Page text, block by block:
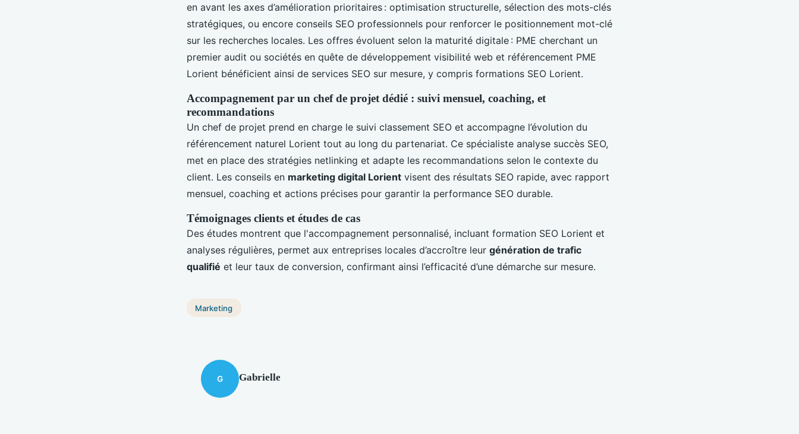
en avant les axes d’amélioration prioritaires : optimisation structurelle, sélection des mots-clés
stratégiques, ou encore conseils SEO professionnels pour renforcer le positionnement mot-clé
sur les recherches locales. Les offres évoluent selon la maturité digitale : PME cherchant un
premier audit ou sociétés en quête de développement visibilité web et référencement PME
Lorient bénéficient ainsi de services SEO sur mesure, y compris formations SEO Lorient.
Accompagnement par un chef de projet dédié : suivi mensuel, coaching, et
recommandations
Un chef de projet prend en charge le suivi classement SEO et accompagne l’évolution du
référencement naturel Lorient tout au long du partenariat. Ce spécialiste analyse succès SEO,
met en place des stratégies netlinking et adapte les recommandations selon le contexte du
client. Les conseils en marketing digital Lorient visent des résultats SEO rapide, avec rapport
mensuel, coaching et actions précises pour garantir la performance SEO durable.
Témoignages clients et études de cas
Des études montrent que l'accompagnement personnalisé, incluant formation SEO Lorient et
analyses régulières, permet aux entreprises locales d’accroître leur génération de trafic
qualifié et leur taux de conversion, confirmant ainsi l’efficacité d’une démarche sur mesure.
Marketing
G Gabrielle